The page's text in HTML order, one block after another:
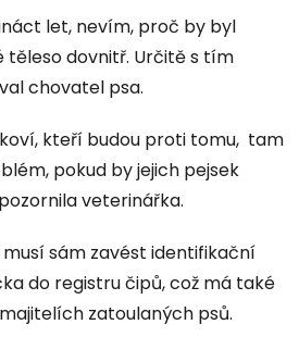
let, nevím, proč by byl
těleso dovnitř. Určitě s tím
chovatel psa.
kteří budou proti tomu, tam
pokud by jejich pejsek
veterinářka.
sám zavést identifikační
do registru čipů, což má také
zatoulaných psů.